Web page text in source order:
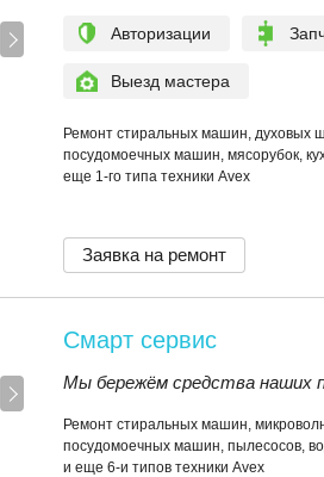
Авторизации
Выезд мастера
Ремонт стиральных машин, духовых
посудомоечных машин, мясорубок,
еще 1-го типа техники Avex
Заявка на ремонт
Смарт сервис
Мы бережём средства наших
Ремонт стиральных машин,
посудомоечных машин, пылесосов,
и еще 6-и типов техники Avex